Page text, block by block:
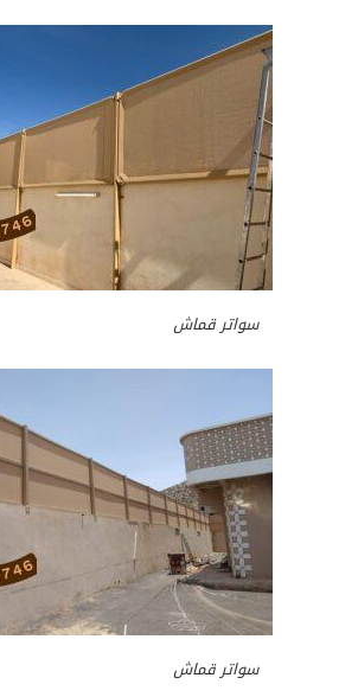
سواتر قماش
سواتر قماش